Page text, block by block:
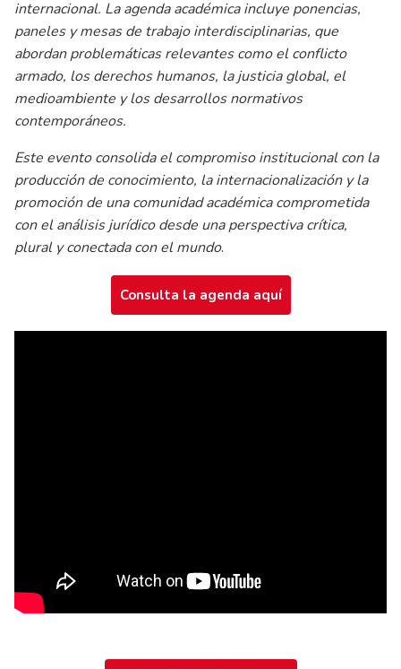
internacional. La agenda académica incluye ponencias,
paneles y mesas de trabajo interdisciplinarias, que
abordan problemáticas relevantes como el conflicto
armado, los derechos humanos, la justicia global, el
medioambiente y los desarrollos normativos
contemporáneos.
Este evento consolida el compromiso institucional con la
producción de conocimiento, la internacionalización y la
promoción de una comunidad académica comprometida
con el análisis jurídico desde una perspectiva crítica,
plural y conectada con el mundo.
Consulta la agenda aquí